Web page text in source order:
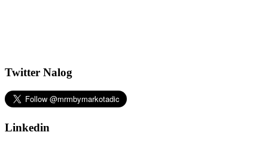
Twitter Nalog
Linkedin